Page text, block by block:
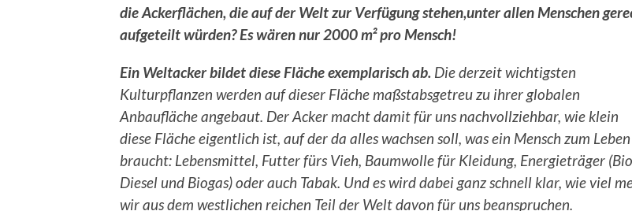
die Ackerflächen, die auf der Welt zur Verfügung stehen,unter allen Menschen
aufgeteilt würden? Es wären nur 2000 m² pro Mensch!
Ein Weltacker bildet diese Fläche exemplarisch ab. Die derzeit wichtigsten
Kulturpflanzen werden auf dieser Fläche maßstabsgetreu zu ihrer globalen
Anbaufläche angebaut. Der Acker macht damit für uns nachvollziehbar, wie klein
diese Fläche eigentlich ist, auf der da alles wachsen soll, was ein Mensch zum Leben
braucht: Lebensmittel, Futter fürs Vieh, Baumwolle für Kleidung, Energieträger
Diesel und Biogas) oder auch Tabak. Und es wird dabei ganz schnell klar, wie viel
wir aus dem westlichen reichen Teil der Welt davon für uns beanspruchen.